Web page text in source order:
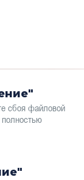
сбоя файловой